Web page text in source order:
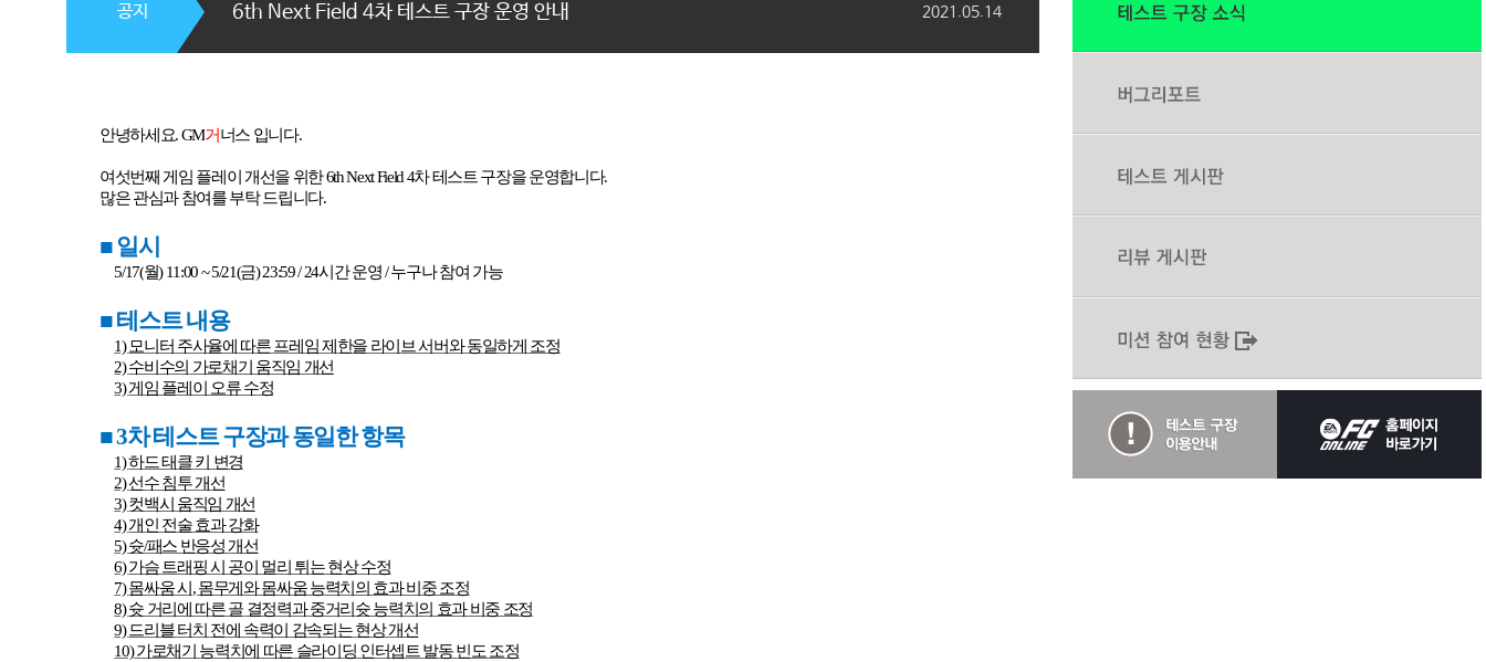
6th Next Field 4차 테스트 구장 운영 안내
공지 2021.05.14
안녕하세요. GM거너스 입니다.
여섯번째 게임 플레이 개선을 위한6th Next Field 4차 테스트 구장을 운영합니다.
많은 관심과 참여를 부탁 드립니다.
■일시
5/17(월) 11:00 ~ 5/21(금) 23:59 / 24시간 운영/누구나 참여 가능
■테스트 내용
1)모니터 주사율에 따른 프레임 제한을 라이브 서버와 동일하게 조정
2)수비수의 가로채기 움직임 개선
3)게임 플레이 오류 수정
■ 3차 테스트 구장과 동일한 항목
1)하드 태클 키 변경
2)선수 침투 개선
3)컷백시 움직임 개선
4)개인 전술 효과 강화
5)슛/패스 반응성 개선
6)가슴 트래핑 시 공이 멀리 튀는 현상 수정
7)몸싸움 시 ,몸무게와 몸싸움 능력치의 효과 비중 조정
8)슛 거리에 따른 골 결정력과 중거리슛 능력치의 효과 비중 조정
9)드리블 터치 전에 속력이 감속되는 현상 개선
10)가로채기 능력치에 따른 슬라이딩 인터셉트 발동 빈도 조정